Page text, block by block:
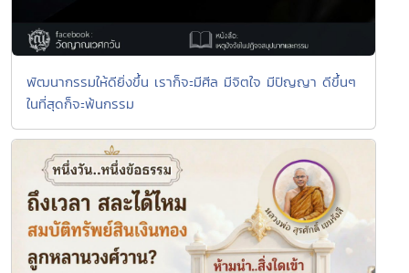
พัฒนากรรมให้ดียิ่งขึ้น เราก็จะมีศีล มีจิตใจ มีปัญญา ดีขึ้นๆ
ในที่สุดก็จะพ้นกรรม